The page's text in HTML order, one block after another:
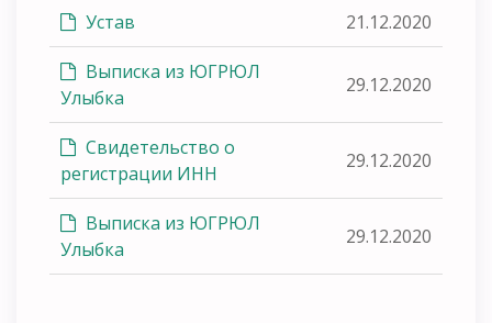
Устав 21.12.2020
Выписка из ЮГРЮЛ
Улыбка
29.12.2020
Свидетельство о
регистрации ИНН
29.12.2020
Выписка из ЮГРЮЛ
Улыбка
29.12.2020